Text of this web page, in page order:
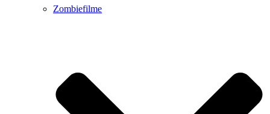
Zombiefilme